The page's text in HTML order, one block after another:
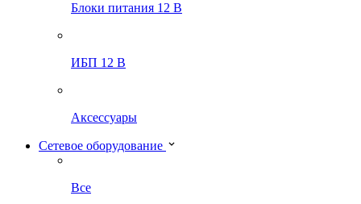
Блоки питания 12 В
ИБП 12 В
Аксессуары
Сетевое оборудование
Все